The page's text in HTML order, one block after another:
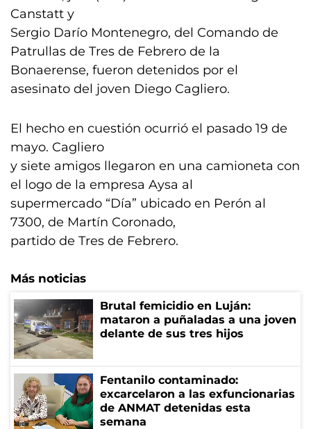
Canstatt y
Sergio Darío Montenegro, del Comando de
Patrullas de Tres de Febrero de la
Bonaerense, fueron detenidos por el
asesinato del joven Diego Cagliero.
El hecho en cuestión ocurrió el pasado 19 de
mayo. Cagliero
y siete amigos llegaron en una camioneta con
el logo de la empresa Aysa al
supermercado “Día” ubicado en Perón al
7300, de Martín Coronado,
partido de Tres de Febrero.
Más noticias
Brutal femicidio en Luján:
mataron a puñaladas a una joven
delante de sus tres hijos
Fentanilo contaminado:
excarcelaron a las exfuncionarias
de ANMAT detenidas esta
semana